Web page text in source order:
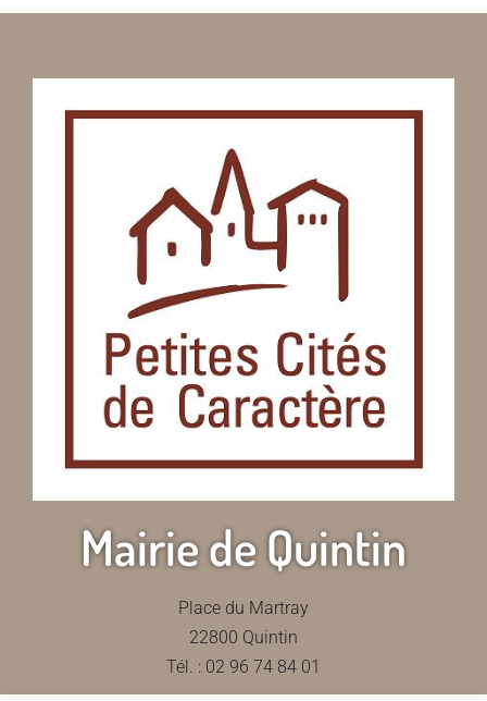
Mairie de Quintin
Place du Martray
22800 Quintin
Tél. : 02 96 74 84 01